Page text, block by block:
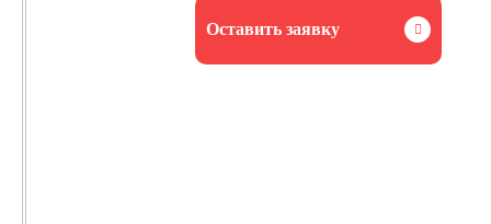
Оставить заявку